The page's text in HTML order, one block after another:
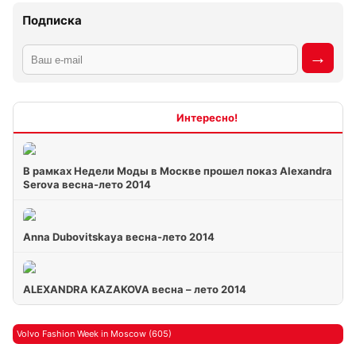
Подписка
В рамках Недели Моды в Москве прошел показ Alexandra
Serova весна-лето 2014
Anna Dubovitskaya весна-лето 2014
ALEXANDRA KAZAKOVA весна – лето 2014
Volvo Fashion Week in Moscow (605)